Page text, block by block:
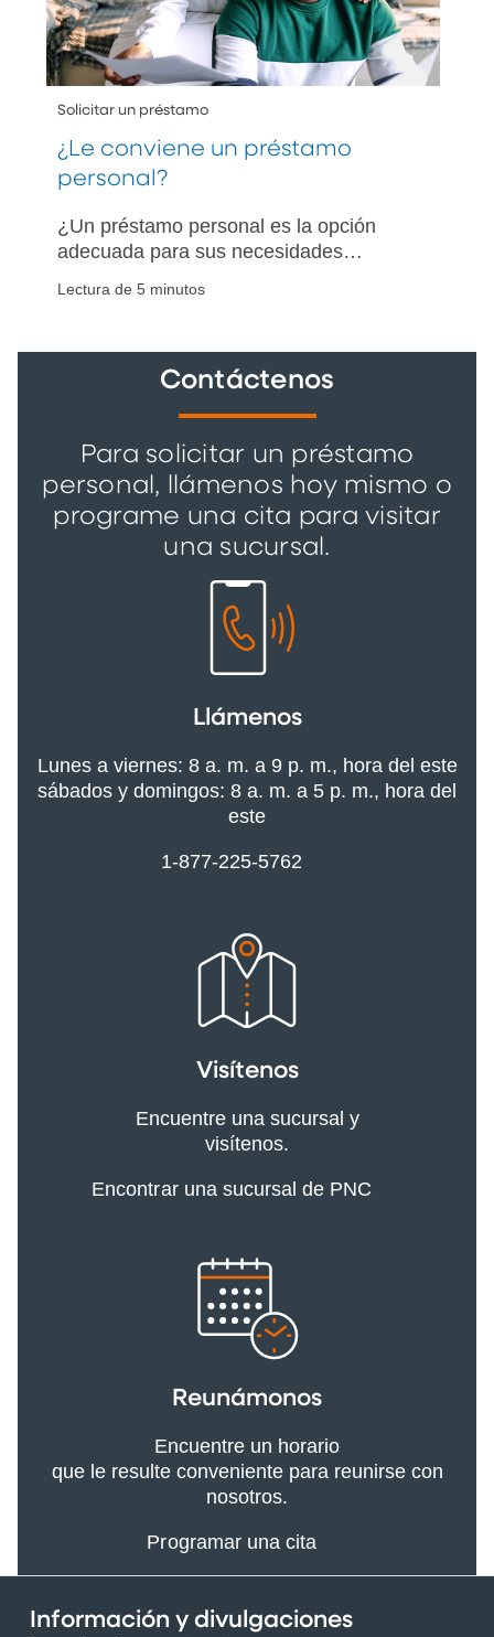
Solicitar un préstamo
¿Le conviene un préstamo
personal?
¿Un préstamo personal es la opción
adecuada para sus necesidades
Lectura de 5 minutos
Contáctenos
Para solicitar un préstamo
personal, llámenos hoy mismo o
programe una cita para visitar
una sucursal.
Llámenos
Lunes a viernes: 8 a. m. a 9 p. m., hora del este
sábados y domingos: 8 a. m. a 5 p. m., hora del
este
1-877-225-5762
Visítenos
Encuentre una sucursal y
visítenos.
Encontrar una sucursal de PNC
Reunámonos
Encuentre un horario
que le resulte conveniente para reunirse con
nosotros.
Programar una cita
Información y divulgaciones